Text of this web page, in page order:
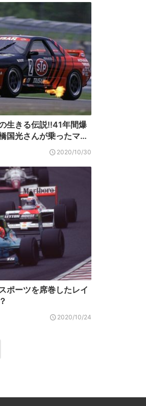
生きる伝説!!41年間爆
国光さんが乗ったマ…
2020/10/30
ポーツを席巻したレイ
2020/10/24